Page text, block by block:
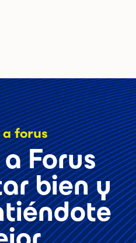
forus
Forus
bien y